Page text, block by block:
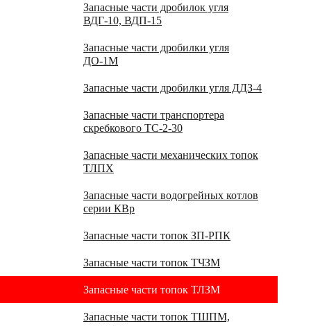
Запасные части дробилок угля
ВДГ-10, ВДП-15
Запасные части дробилки угля
ДО-1М
Запасные части дробилки угля ДДЗ-4
Запасные части транспортера
скребкового ТС-2-30
Запасные части механических топок
ТЛПХ
Запасные части водогрейных котлов
серии КВр
Запасные части топок ЗП-РПК
Запасные части топок ТЧЗМ
Запасные части топок ТЛЗМ
Запасные части топок ТШПМ,